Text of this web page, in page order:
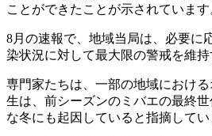
ことができたことが示されています
8月の速報で、地域当局は、必要に
染状況に対して最大限の警戒を維持
専門家たちは、一部の地域におけ
生は、前シーズンのミバエの最終
な冬にも起因していると指摘してい